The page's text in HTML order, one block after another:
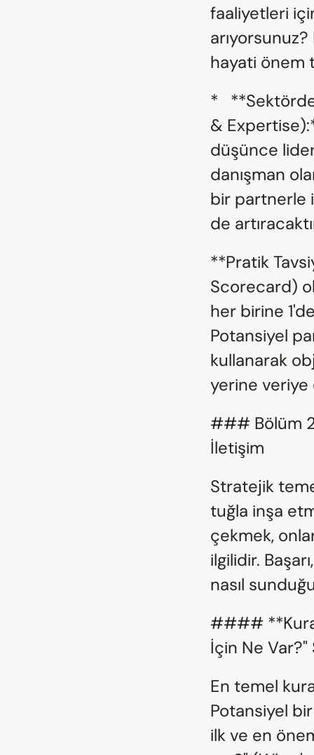
faaliyetleri
hayati önem
*
&
düşünce
danışman
bir partnerle
de
**Pratik
Scorecard)
her birine
Potansiyel
kullanarak
yerine veriye
### Bölüm
İletişim
Stratejik
tuğla inşa
çekmek,
ilgilidir.
nasıl
#### **Kural
İçin Ne
En temel
Potansiyel
ilk ve en